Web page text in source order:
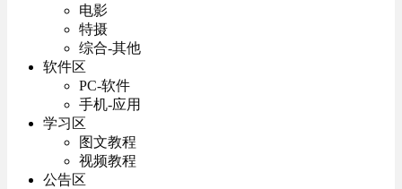
电影
特摄
综合-其他
软件区
PC-软件
手机-应用
学习区
图文教程
视频教程
公告区